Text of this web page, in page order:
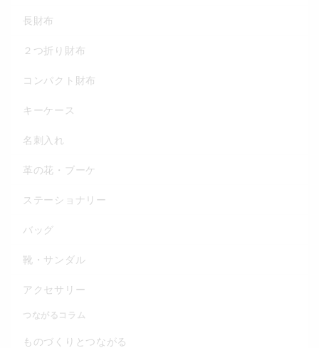
長財布
２つ折り財布
コンパクト財布
キーケース
名刺入れ
革の花・ブーケ
ステーショナリー
バッグ
靴・サンダル
アクセサリー
つながるコラム
ものづくりとつながる